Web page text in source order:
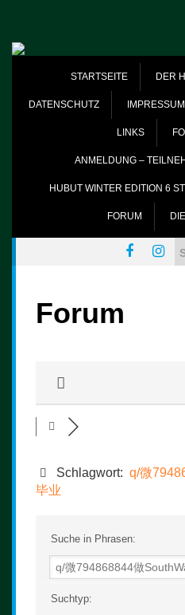
STARTSEITE DER
DATENSCHUTZ IMPRESSUM
LINKS
ANMELDUNG –
HUBUT WINTER EDITION 6
FORUM
Forum
Schlagwort: q/微
毕业
Suche in Phrasen:
Suchtyp: